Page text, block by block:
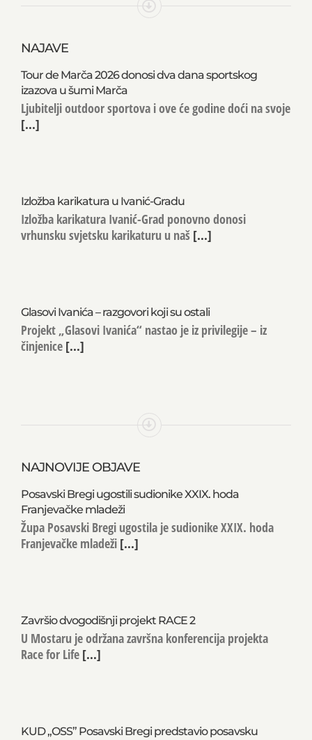
NAJAVE
Tour de Marča 2026 donosi dva dana sportskog
izazova u šumi Marča
Ljubitelji outdoor sportova i ove će godine doći na svoje
[...]
Izložba karikatura u Ivanić-Gradu
Izložba karikatura Ivanić-Grad ponovno donosi
vrhunsku svjetsku karikaturu u naš [...]
Glasovi Ivanića – razgovori koji su ostali
Projekt „Glasovi Ivanića“ nastao je iz privilegije – iz
činjenice [...]
NAJNOVIJE OBJAVE
Posavski Bregi ugostili sudionike XXIX. hoda
Franjevačke mladeži
Župa Posavski Bregi ugostila je sudionike XXIX. hoda
Franjevačke mladeži [...]
Završio dvogodišnji projekt RACE 2
U Mostaru je održana završna konferencija projekta
Race for Life [...]
KUD „OSS” Posavski Bregi predstavio posavsku